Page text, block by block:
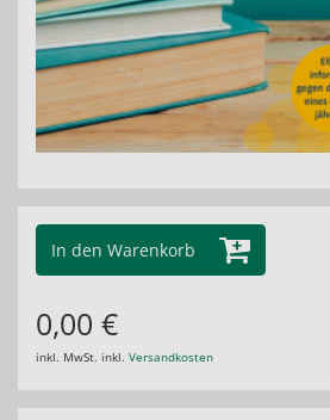
In den Warenkorb
0,00 €
inkl. MwSt. inkl. Versandkosten